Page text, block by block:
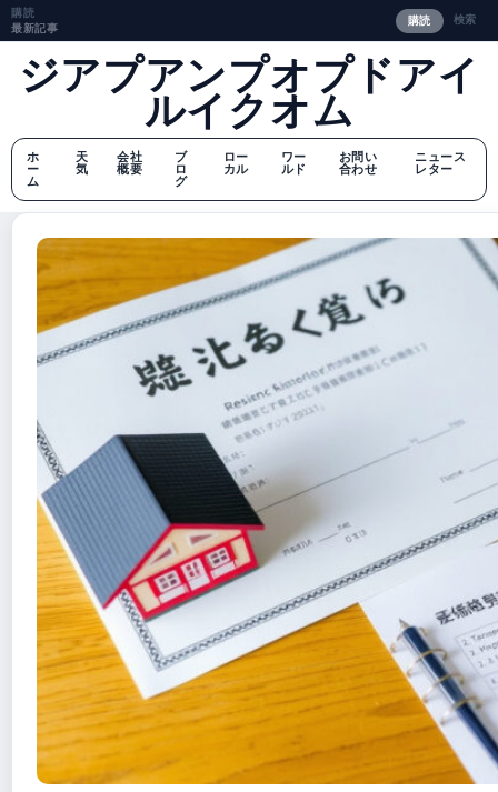
購読
最新記事
購読 検索
ジアプアンプオプドアイ
ルイクオム
ホ
ー
ム
天
気
会社
概要
ブ
ロ
グ
ロー
カル
ワー
ルド
お問い
合わせ
ニュース
レター